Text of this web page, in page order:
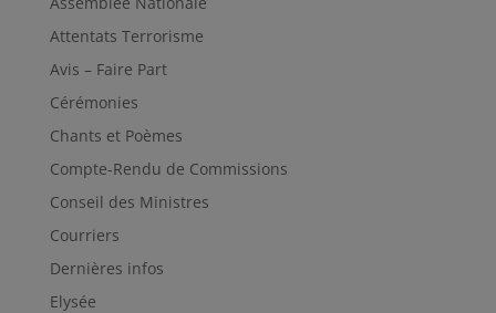
Attentats Terrorisme
Avis – Faire Part
Cérémonies
Chants et Poèmes
Compte-Rendu de Commissions
Conseil des Ministres
Courriers
Dernières infos
Elysée